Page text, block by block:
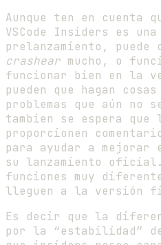
Aunque ten en cuenta
VSCode Insiders es
prelanzamiento, puede
crashear mucho, o
funcionar bien en la
pueden que hagan
problemas que aún no
tambien se espera que
proporcionen
para ayudar a mejorar
su lanzamiento
funciones muy
lleguen a la versión
Es decir que la
por la “estabilidad”